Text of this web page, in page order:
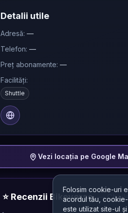
Folosim cookie-uri
acordul tău,
este utilizat site-ul
Detalii utile
Adresă: —
Telefon: —
Preț abonamente: —
Facilități:
Shuttle
Vezi locația pe Google
⭐ Recenzii Bikeverse —